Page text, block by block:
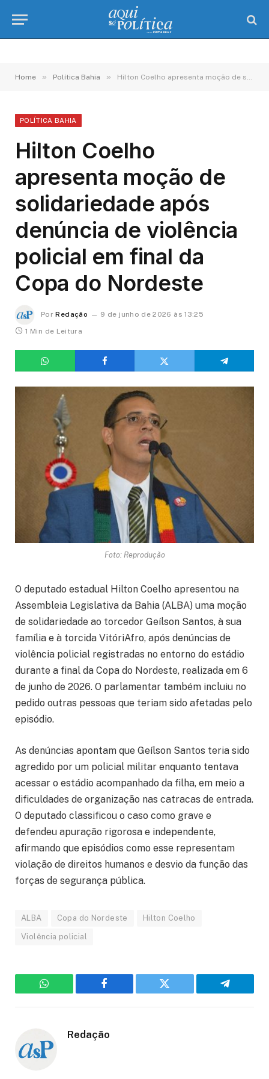
Home » Política Bahia » Hilton Coelho apresenta moção de solidariedade após denúncia de violência policial em final da Copa do Nordeste
POLÍTICA BAHIA
Hilton Coelho
apresenta moção de
solidariedade após
denúncia de violência
policial em final da
Copa do Nordeste
Por Redação
9 de junho de 2026 às 13:25
1 Min de Leitura
Foto: Reprodução
O deputado estadual Hilton Coelho apresentou na
Assembleia Legislativa da Bahia (ALBA) uma moção
de solidariedade ao torcedor Geílson Santos, à sua
família e à torcida VitóriAfro, após denúncias de
violência policial registradas no entorno do estádio
durante a final da Copa do Nordeste, realizada em 6
de junho de 2026. O parlamentar também incluiu no
pedido outras pessoas que teriam sido afetadas pelo
episódio.
As denúncias apontam que Geílson Santos teria sido
agredido por um policial militar enquanto tentava
acessar o estádio acompanhado da filha, em meio a
dificuldades de organização nas catracas de entrada.
O deputado classificou o caso como grave e
defendeu apuração rigorosa e independente,
afirmando que episódios como esse representam
violação de direitos humanos e desvio da função das
forças de segurança pública.
ALBA Copa do Nordeste Hilton Coelho
Violência policial
WhatsApp Facebook Twitter Telegram
Redação